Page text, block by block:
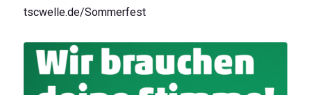
tscwelle.de/Sommerfest